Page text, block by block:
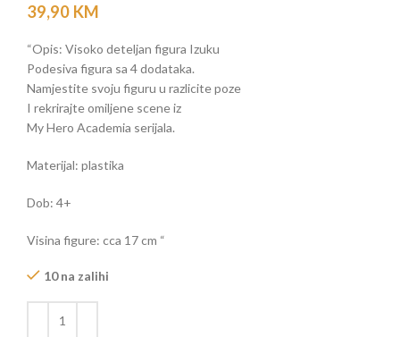
39,90 KM
“Opis: Visoko deteljan figura Izuku
Podesiva figura sa 4 dodataka.
Namjestite svoju figuru u razlicite poze
I rekrirajte omiljene scene iz
My Hero Academia serijala.
Materijal: plastika
Dob: 4+
Visina figure: cca 17 cm “
10 na zalihi